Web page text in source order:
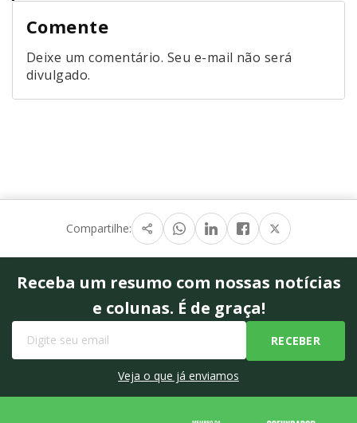
Comente
Deixe um comentário. Seu e-mail não será
divulgado.
Compartilhe:
Receba um resumo com nossas notícias
e colunas. É de graça!
Veja o que já enviamos